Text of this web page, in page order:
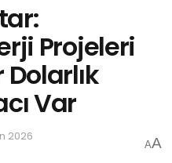
Projeleri
Var
2026
AA